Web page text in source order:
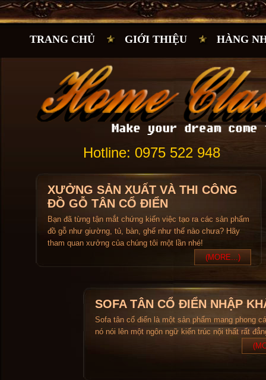
TRANG CHỦ GIỚI THIỆU HÀNG
Hotline: 0975 522 948
XƯỞNG SẢN XUẤT VÀ THI CÔNG
ĐỒ GỖ TÂN CỔ ĐIỂN
Bạn đã từng tận mắt chứng kiến việc tạo ra các sản phẩm
đồ gỗ như giường, tủ, bàn, ghế như thế nào chưa? Hãy
tham quan xưởng của chúng tôi một lần nhé!
(MORE...)
SOFA TÂN CỔ ĐIỂN NHẬP
Sofa tân cổ điển là một sản phẩm mang phong
nó nói lên một ngôn ngữ kiến trúc nội thất rất